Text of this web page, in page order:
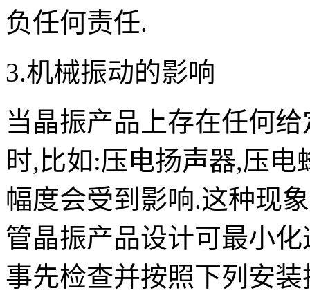
负任何责任.
3.机械振动的影响
当晶振产品上存在任何
时,比如:压电扬声器,压
幅度会受到影响.这种现
管晶振产品设计可最小
事先检查并按照下列安